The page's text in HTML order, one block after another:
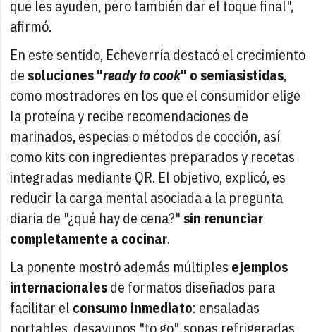
que les ayuden, pero también dar el toque final",
afirmó.
En este sentido, Echeverría destacó el crecimiento
de soluciones "ready to cook" o semiasistidas,
como mostradores en los que el consumidor elige
la proteína y recibe recomendaciones de
marinados, especias o métodos de cocción, así
como kits con ingredientes preparados y recetas
integradas mediante QR. El objetivo, explicó, es
reducir la carga mental asociada a la pregunta
diaria de "¿qué hay de cena?" sin renunciar
completamente a cocinar.
La ponente mostró además múltiples ejemplos
internacionalesde formatos diseñados para
facilitar el consumo inmediato: ensaladas
portables, desayunos "to go", sopas refrigeradas